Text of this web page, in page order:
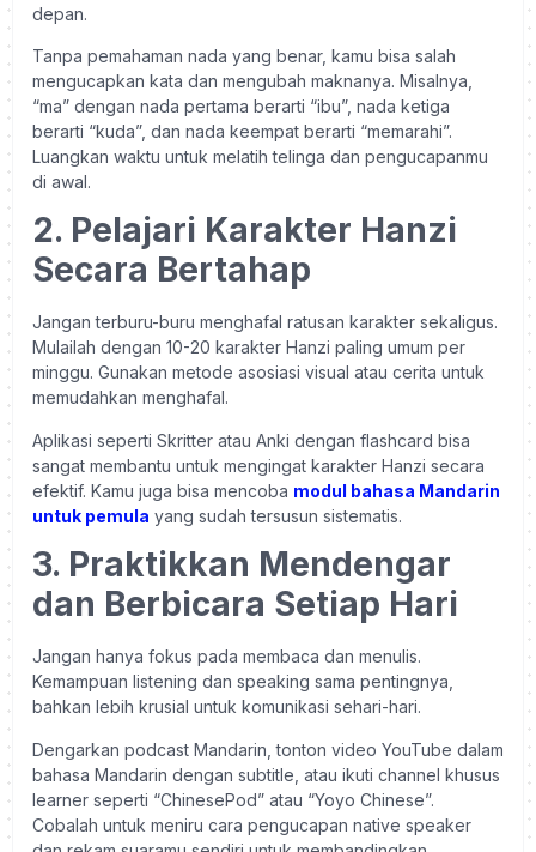
depan.
Tanpa pemahaman nada yang benar, kamu bisa salah
mengucapkan kata dan mengubah maknanya. Misalnya,
“ma” dengan nada pertama berarti “ibu”, nada ketiga
berarti “kuda”, dan nada keempat berarti “memarahi”.
Luangkan waktu untuk melatih telinga dan pengucapanmu
di awal.
2. Pelajari Karakter Hanzi
Secara Bertahap
Jangan terburu-buru menghafal ratusan karakter sekaligus.
Mulailah dengan 10-20 karakter Hanzi paling umum per
minggu. Gunakan metode asosiasi visual atau cerita untuk
memudahkan menghafal.
Aplikasi seperti Skritter atau Anki dengan flashcard bisa
sangat membantu untuk mengingat karakter Hanzi secara
efektif. Kamu juga bisa mencoba modul bahasa Mandarin
untuk pemula yang sudah tersusun sistematis.
3. Praktikkan Mendengar
dan Berbicara Setiap Hari
Jangan hanya fokus pada membaca dan menulis.
Kemampuan listening dan speaking sama pentingnya,
bahkan lebih krusial untuk komunikasi sehari-hari.
Dengarkan podcast Mandarin, tonton video YouTube dalam
bahasa Mandarin dengan subtitle, atau ikuti channel khusus
learner seperti “ChinesePod” atau “Yoyo Chinese”.
Cobalah untuk meniru cara pengucapan native speaker